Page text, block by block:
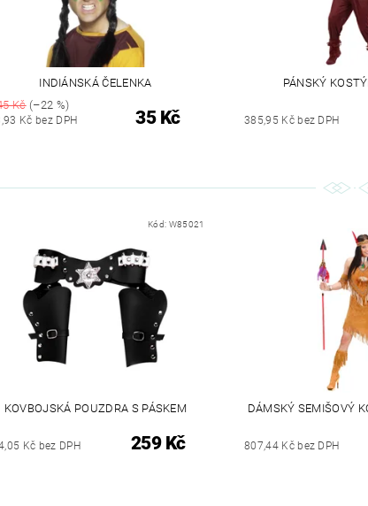
INDIÁNSKÁ ČELENKA
Kč(–22 %)
Kč bez DPH 35 Kč
PÁNSKÝ
385,95 Kč bez DPH
Kód: W85021
KOVBOJSKÁ POUZDRA S PÁSKEM
Kč bez DPH 259 Kč
DÁMSKÝ SEMIŠOVÝ
807,44 Kč bez DPH